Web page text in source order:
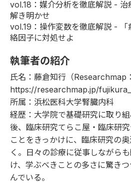
vol.18 ：媒介分析を徹底解説 -
解き明かせ
vol.19 ：操作変数を徹底解説 -
絡因子に対処せよ
執筆者の紹介
氏名：藤倉知行（Researchmap：
https://researchmap.jp/
所属： 浜松医科大学腎臓内科
経歴：大学院で基礎研究に取り
後、臨床研究てらこ屋・臨床研
ことをきっかけに、臨床研究の
く。日々の診療に従事しながら
け、学ぶべきことの多さに驚き
んでいる。